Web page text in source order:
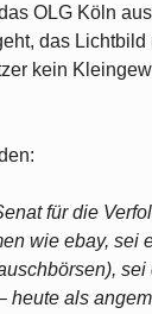
OLG Köln
das
kein
für die
wie ebay, sei
heute als